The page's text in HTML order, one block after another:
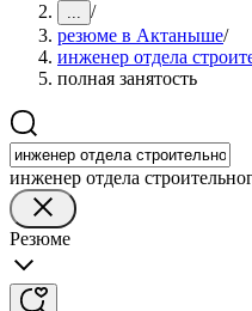
... /
резюме в Актаныше/
инженер отдела
полная занятость
инженер отдела
Резюме